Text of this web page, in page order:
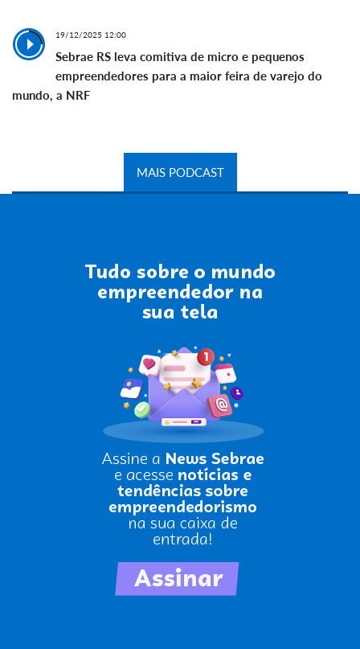
19/12/2025 12:00
Sebrae RS leva comitiva de micro e pequenos
empreendedores para a maior feira de varejo do
mundo, a NRF
MAIS PODCAST